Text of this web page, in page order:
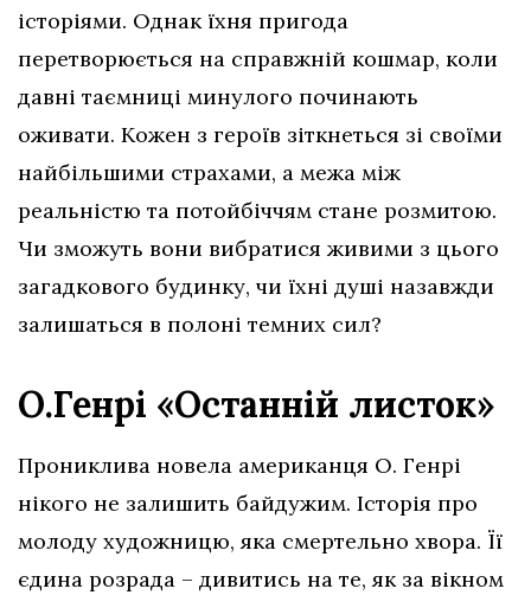
історіями. Однак їхня пригода
перетворюється на справжній кошмар, коли
давні таємниці минулого починають
оживати. Кожен з героїв зіткнеться зі своїми
найбільшими страхами, а межа між
реальністю та потойбіччям стане розмитою.
Чи зможуть вони вибратися живими з цього
загадкового будинку, чи їхні душі назавжди
залишаться в полоні темних сил?
О.Генрі «Останній листок»
Прониклива новела американця О. Генрі
нікого не залишить байдужим. Історія про
молоду художницю, яка смертельно хвора. Її
єдина розрада – дивитись на те, як за вікном